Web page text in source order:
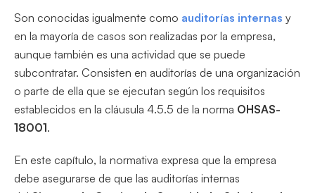
Son conocidas igualmente como auditorías internas y
en la mayoría de casos son realizadas por la empresa,
aunque también es una actividad que se puede
subcontratar. Consisten en auditorías de una organización
o parte de ella que se ejecutan según los requisitos
establecidos en la cláusula 4.5.5 de la norma OHSAS-
18001.
En este capítulo, la normativa expresa que la empresa
debe asegurarse de que las auditorías internas